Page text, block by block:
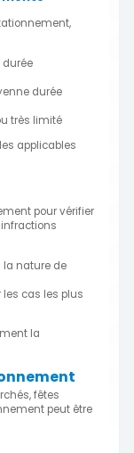
durée
durée
très limité
applicables
pour vérifier
la nature de
les cas les plus
la
fêtes
peut être